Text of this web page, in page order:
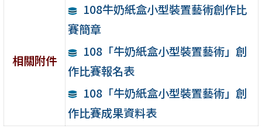
相關附件
108牛奶紙盒小型裝置藝術創作比
賽簡章
108「牛奶紙盒小型裝置藝術」創
作比賽報名表
108「牛奶紙盒小型裝置藝術」創
作比賽成果資料表